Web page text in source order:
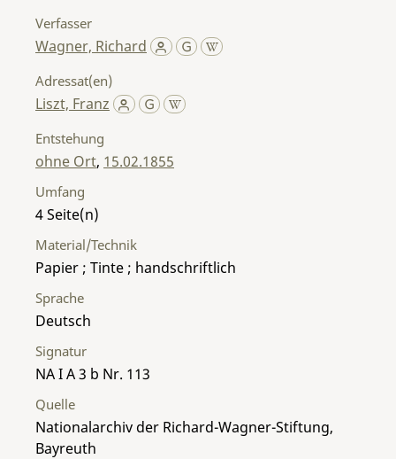
Verfasser
Wagner, Richard
Adressat(en)
Liszt, Franz
Entstehung
ohne Ort, 15.02.1855
Umfang
4
Material/Technik
Papier ; Tinte ; handschriftlich
Sprache
Deutsch
Signatur
NA I A 3 b Nr. 113
Quelle
Nationalarchiv der Richard-Wagner-Stiftung,
Bayreuth